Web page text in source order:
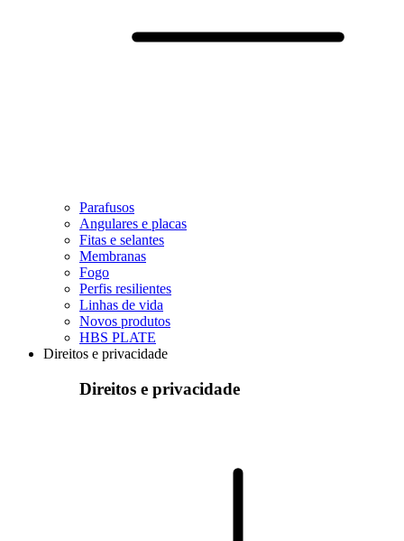
Parafusos
Angulares e placas
Fitas e selantes
Membranas
Fogo
Perfis resilientes
Linhas de vida
Novos produtos
HBS PLATE
Direitos e privacidade
Direitos e privacidade